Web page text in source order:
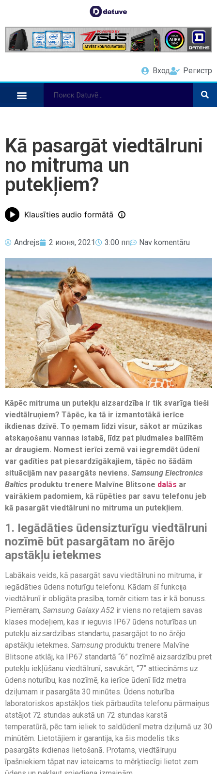
Вход Регистр
Kā pasargāt viedtālruni
no mitruma un
putekļiem?
Klausīties audio formātā
Andrejs 2 июня, 2021 3:00 пп Nav komentāru
Kāpēc mitruma un putekļu aizsardzība ir tik svarīga tieši
viedtālruņiem? Tāpēc, ka tā ir izmantotākā ierīce
ikdienas dzīvē. To ņemam līdzi visur, sākot ar mūzikas
atskaņošanu vannas istabā, līdz pat pludmales ballītēm
ar draugiem. Nomest ierīci zemē vai iegremdēt ūdenī
var gadīties pat piesardzīgākajiem, tāpēc no šādām
situācijām nav pasargāts neviens. Samsung Electronics
Baltics produktu trenere Malvīne Blitsone dalās ar
vairākiem padomiem, kā rūpēties par savu telefonu jeb
kā pasargāt viedtālruni no mitruma un putekļiem.
1. Iegādāties ūdensizturīgu viedtālruni
nozīmē būt pasargātam no ārējo
apstākļu ietekmes
Labākais veids, kā pasargāt savu viedtālruni no mitruma, ir
iegādāties ūdens noturīgu telefonu. Kādam šī funkcija
viedtālrunī ir obligāta prasība, tomēr citiem tas ir kā bonuss.
Piemēram, Samsung Galaxy A52 ir viens no retajiem savas
klases modeļiem, kas ir ieguvis IP67 ūdens noturības un
putekļu aizsardzības standartu, pasargājot to no ārējo
apstākļu ietekmes. Samsung produktu trenere Malvīne
Blitsone atklāj, ka IP67 standartā “6” nozīmē aizsardzību pret
putekļu iekļūšanu viedtālrunī, savukārt, “7” attiecināms uz
ūdens noturību, kas nozīmē, ka ierīce ūdenī līdz metra
dziļumam ir pasargāta 30 minūtes. Ūdens noturība
laboratoriskos apstākļos tiek pārbaudīta telefonu pārmaiņus
atstājot 72 stundas aukstā un 72 stundas karstā
temperatūrā, pēc tam ieliek to saldūdenī metra dziļumā uz 30
minūtēm. Lietotājiem ir garantija, ka šis modelis tiks
pasargāts ikdienas lietošanā. Protams, viedtālruņu
īpašniekiem tāpat nav ieteicams to mērķtiecīgi lietot zem